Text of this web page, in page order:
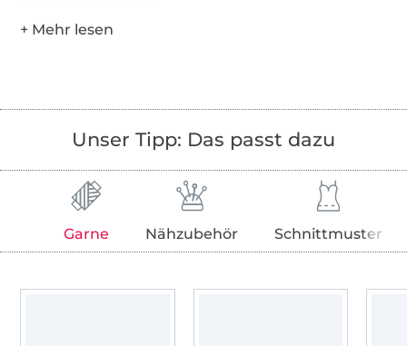
Unser Tipp: Das passt dazu
Garne Nähzubehör Schnittmuster